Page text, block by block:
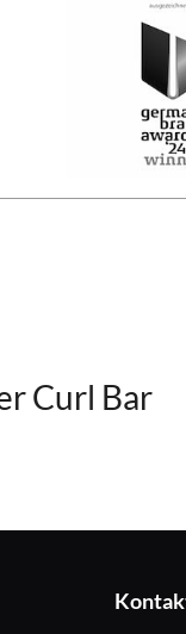
Curl Bar